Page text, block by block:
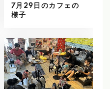
7月29日のカフェの
様子